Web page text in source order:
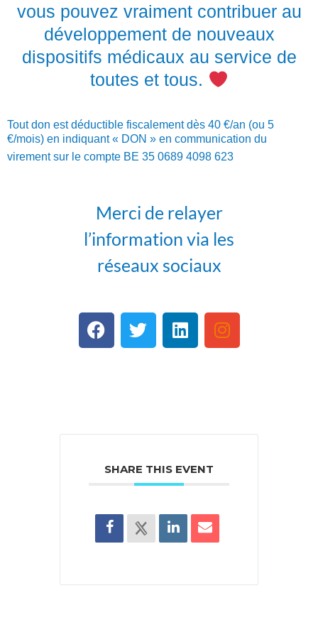
vous pouvez vraiment contribuer au
développement de nouveaux
dispositifs médicaux au service de
toutes et tous.
Tout don est déductible fiscalement dès 40 €/an (ou 5
€/mois) en indiquant « DON » en communication du
virement sur le compte BE 35 0689 4098 623
Merci de relayer
l’information via les
réseaux sociaux
SHARE THIS EVENT